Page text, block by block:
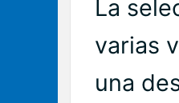
La
varias
una